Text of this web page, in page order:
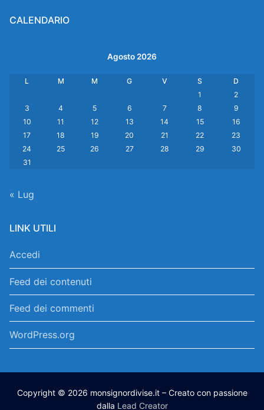
CALENDARIO
Agosto 2026
L M M G V S
D
1
2
3
4 5 6 7 8
9
10
11 12 13 14 15
16
17
18 19 20 21 22
23
24
25 26 27 28 29
30
31
« Lug
LINK UTILI
Accedi
Feed dei contenuti
Feed dei commenti
WordPress.org
Copyright © 2026 monsignordivise.it – Creato con passione
dalla Lead Creator